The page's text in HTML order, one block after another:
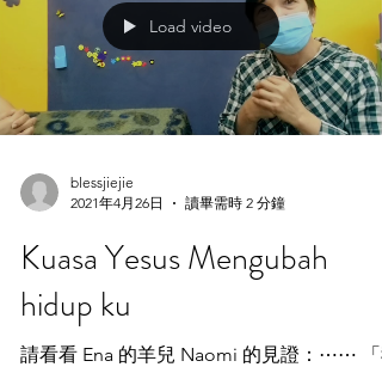
Load video
blessjiejie
2021年4月26日
讀畢需時 2 分鐘
Kuasa Yesus Mengubah
hidup ku
請看看 Ena 的羊兒 Naomi 的見證：⋯⋯ 「